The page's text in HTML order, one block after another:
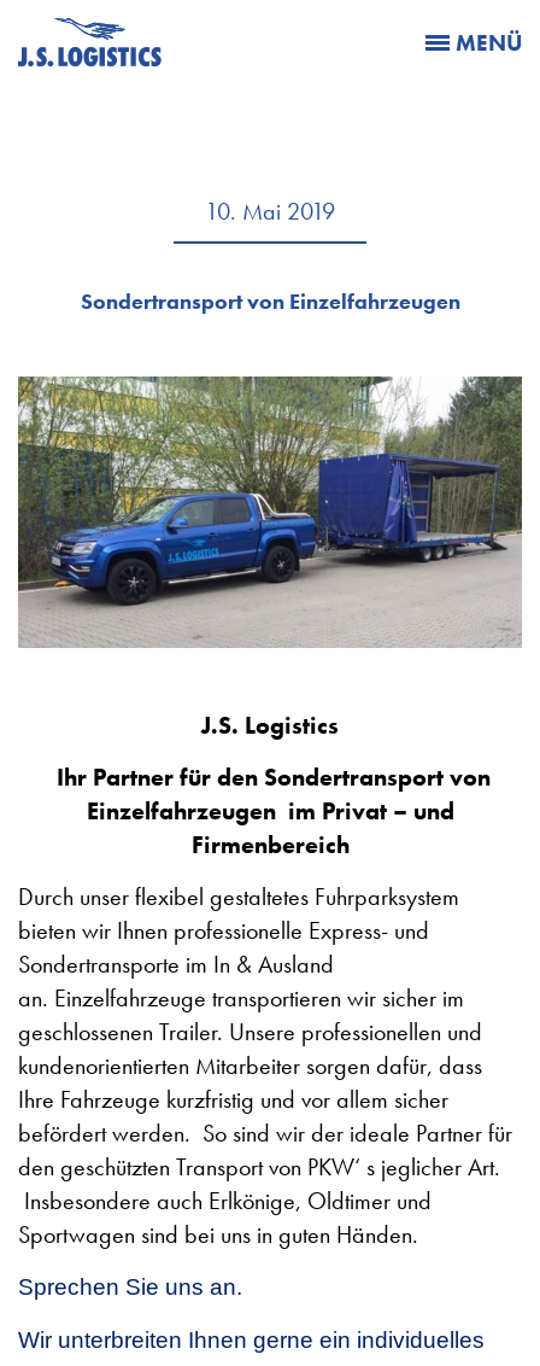
MENÜ
10. Mai 2019
Sondertransport von Einzelfahrzeugen
J.S. Logistics
Ihr Partner für den Sondertransport von
Einzelfahrzeugen im Privat – und
Firmenbereich
Durch unser flexibel gestaltetes Fuhrparksystem
bieten wir Ihnen professionelle Express- und
Sondertransporte im In & Ausland
an. Einzelfahrzeuge transportieren wir sicher im
geschlossenen Trailer. Unsere professionellen und
kundenorientierten Mitarbeiter sorgen dafür, dass
Ihre Fahrzeuge kurzfristig und vor allem sicher
befördert werden. So sind wir der ideale Partner für
den geschützten Transport von PKW‘ s jeglicher Art.
Insbesondere auch Erlkönige, Oldtimer und
Sportwagen sind bei uns in guten Händen.
Sprechen Sie uns an.
Wir unterbreiten Ihnen gerne ein individuelles